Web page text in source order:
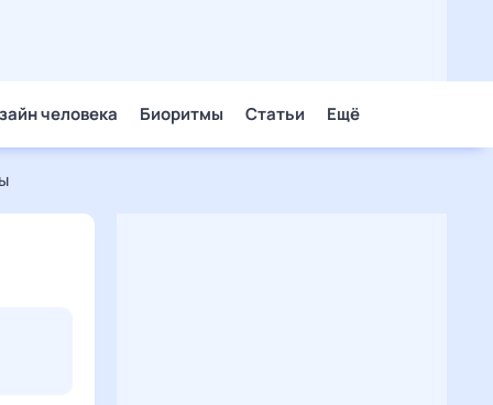
человека Биоритмы Статьи Ещё